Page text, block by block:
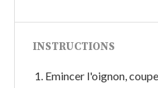
INSTRUCTIONS
Emincer l'oignon,